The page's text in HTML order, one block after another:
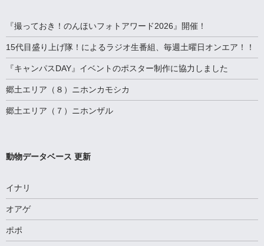
『撮っておき！のんほいフォトアワード2026』開催！
15代目盛り上げ隊！によるラジオ生番組、毎週土曜日オンエア！！
『キャンパスDAY』イベントのポスター制作に協力しました
郷土エリア（８）ニホンカモシカ
郷土エリア（７）ニホンザル
動物データベース 更新
イナリ
オアゲ
ポポ